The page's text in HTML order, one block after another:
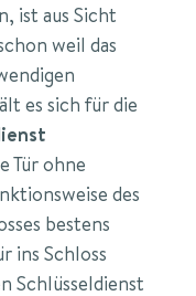
ist aus Sicht
weil das
es sich für die
Tür ohne
des
bestens
ins Schloss
Schlüsseldienst